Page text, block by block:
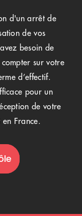
d'un arrêt de
de vos
besoin de
sur votre
d’effectif.
pour un
de votre
France.